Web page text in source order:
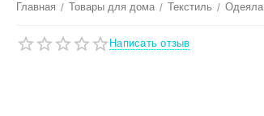
Главная / Товары для дома / Текстиль / Одеяла
Написать отзыв